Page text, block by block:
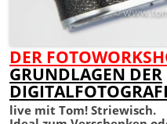
DER
GRUNDLAGEN DER
live mit Tom! Striewisch.